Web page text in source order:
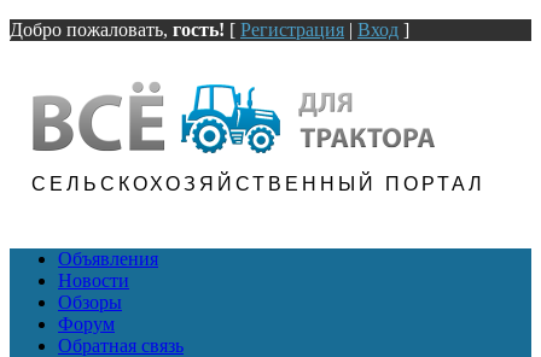
Добро пожаловать, гость! [ Регистрация | Вход ]
СЕЛЬСКОХОЗЯЙСТВЕННЫЙ ПОРТАЛ
Объявления
Новости
Обзоры
Форум
Обратная связь